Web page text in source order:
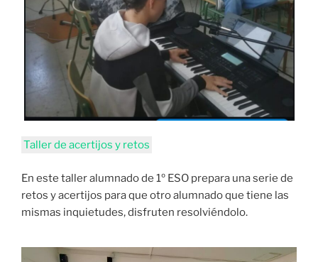
Taller de acertijos y retos
En este taller alumnado de 1º ESO prepara una serie de
retos y acertijos para que otro alumnado que tiene las
mismas inquietudes, disfruten resolviéndolo.